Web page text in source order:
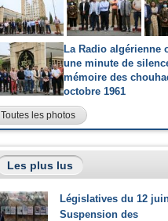
La Radio algérienne
une minute de
mémoire des
octobre 1961
Toutes les photos
Les plus lus
Législatives du 12
Suspension des